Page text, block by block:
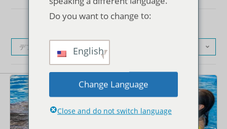
デフォルト表示
Do you want to change to:
English
Change Language
Close and do not switch language